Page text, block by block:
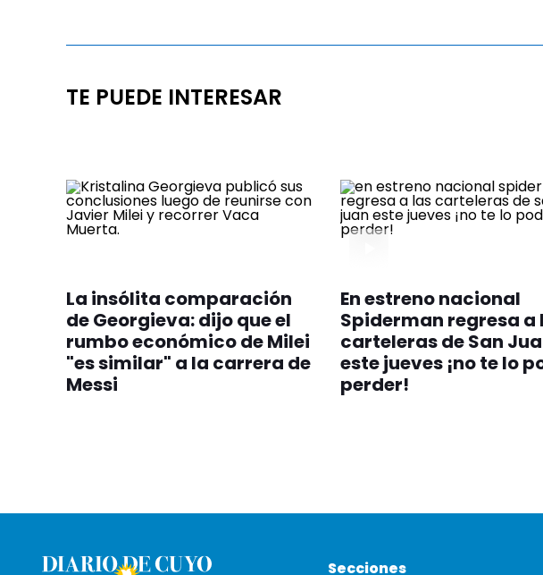
TE PUEDE INTERESAR
La insólita comparación
de Georgieva: dijo que el
rumbo económico de Milei
"es similar" a la carrera de
Messi
En estreno nacional
Spiderman regresa a
carteleras de San
este jueves ¡no te lo
perder!
Secciones